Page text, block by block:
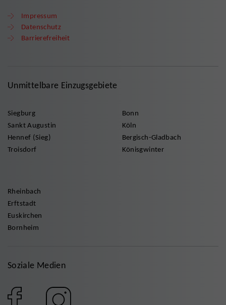
Impressum
Datenschutz
Barrierefreiheit
Unmittelbare Einzugsgebiete
Siegburg
Sankt Augustin
Hennef (Sieg)
Troisdorf
Bonn
Köln
Bergisch-Gladbach
Könisgwinter
Rheinbach
Erftstadt
Euskirchen
Bornheim
Soziale Medien